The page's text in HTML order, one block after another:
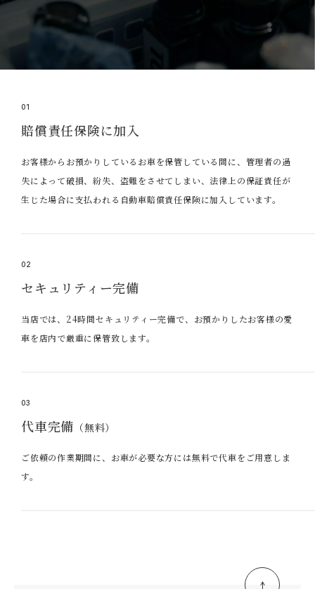
01
賠償責任保険に加入
お客様からお預かりしているお車を保管している間に、管理者の過
失によって破損、紛失、盗難をさせてしまい、法律上の保証責任が
生じた場合に支払われる自動車賠償責任保険に加入しています。
02
セキュリティー完備
当店では、24時間セキュリティー完備で、お預かりしたお客様の愛
車を店内で厳重に保管致します。
03
代車完備 （無料）
ご依頼の作業期間に、お車が必要な方には無料で代車をご用意しま
す。